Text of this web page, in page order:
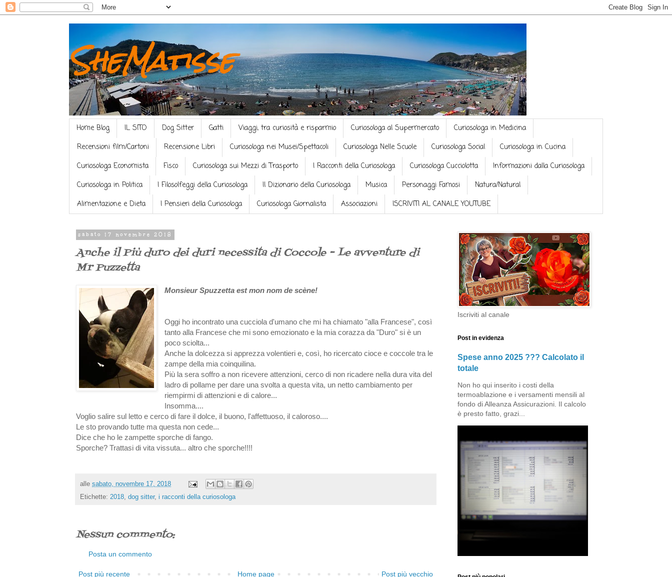
SheMatisse
Home Blog IL SITO Dog Sitter Gatti Viaggi, tra curiosità e risparmio Curiosologa al Supermercato
Curiosologa in Medicina
Recensioni film/Cartoni
Recensione Libri Curiosologa nei Musei/Spettacoli Curiosologa Nelle Scuole Curiosologa Social
Curiosologa in Cucina
Curiosologa Economista
Fisco Curiosologa sui Mezzi di Trasporto I Racconti della Curiosologa Curiosologa Cucciolotta
Informazioni dalla Curiosologa
Curiosologa in Politica
I Filosolfeggi della Curiosologa Il Dizionario della Curiosologa Musica Personaggi Famosi
Natura/Natural
Alimentazione e Dieta
I Pensieri della Curiosologa Curiosologa Giornalista Associazioni ISCRIVITI AL CANALE YOUTUBE
sabato 17 novembre 2018
Anche il Più duro dei duri necessita di Coccole - Le avventure di
Mr Puzzetta
Monsieur Spuzzetta est mon nom de scène!
Oggi ho incontrato una cucciola d'umano che mi ha chiamato "alla Francese", così
tanto alla Francese che mi sono emozionato e la mia corazza da "Duro" si è un
poco sciolta...
Anche la dolcezza si apprezza volentieri e, così, ho ricercato cioce e coccole tra le
zampe della mia coinquilina.
Più la sera soffro a non ricevere attenzioni, cerco di non ricadere nella dura vita del
ladro di pollame per dare una svolta a questa vita, un netto cambiamento per
riempirmi di attenzioni e di calore...
Insomma....
Voglio salire sul letto e cerco di fare il dolce, il buono, l'affettuoso, il caloroso....
Le sto provando tutte ma questa non cede...
Dice che ho le zampette sporche di fango.
Sporche? Trattasi di vita vissuta... altro che sporche!!!!
alle sabato, novembre 17, 2018
Etichette: 2018, dog sitter, i racconti della curiosologa
Nessun commento:
Posta un commento
Post più recente Post più vecchio
Home page
Iscriviti al canale
Post in evidenza
Spese anno 2025 ??? Calcolato il
totale
Non ho qui inserito i costi della
termoablazione e i versamenti mensili al
fondo di Alleanza Assicurazioni. Il calcolo
è presto fatto, grazi...